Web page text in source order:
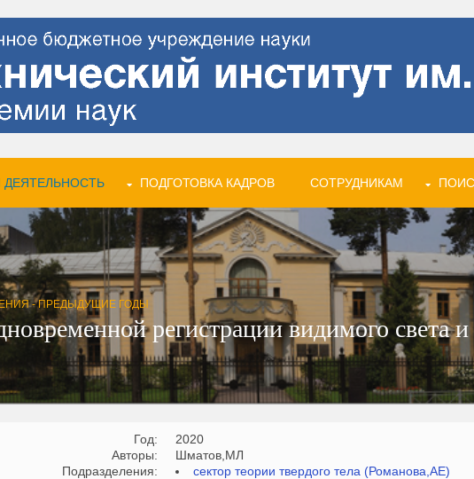
ДЕЯТЕЛЬНОСТЬ ПОДГОТОВКА КАДРОВ СОТРУДНИКАМ
- ПРЕДЫДУЩИЕ ГОДЫ
регистрации видимого света
Год:
2020
Авторы:
Шматов,МЛ
Подразделения:
сектор теории твердого тела (Романова,АЕ)